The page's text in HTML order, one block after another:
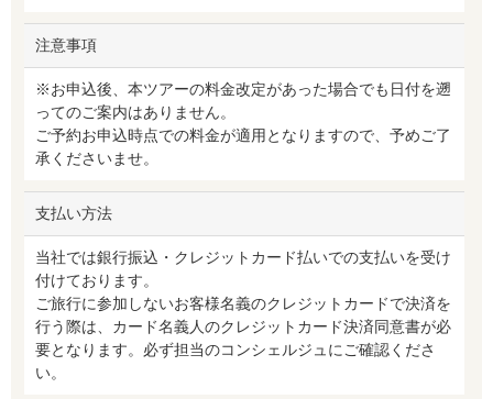
注意事項
※お申込後、本ツアーの料金改定があった場合でも日付を遡
ってのご案内はありません。
ご予約お申込時点での料金が適用となりますので、予めご了
承くださいませ。
支払い方法
当社では銀行振込・クレジットカード払いでの支払いを受け
付けております。
ご旅行に参加しないお客様名義のクレジットカードで決済を
行う際は、カード名義人のクレジットカード決済同意書が必
要となります。必ず担当のコンシェルジュにご確認くださ
い。